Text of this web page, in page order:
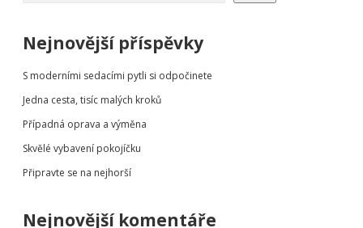
Nejnovější příspěvky
S moderními sedacími pytli si odpočinete
Jedna cesta, tisíc malých kroků
Případná oprava a výměna
Skvělé vybavení pokojíčku
Připravte se na nejhorší
Nejnovější komentáře